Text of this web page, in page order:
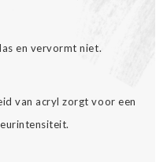
en vervormt niet.
van acryl zorgt voor een